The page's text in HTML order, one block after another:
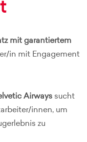
mit garantiertem
in mit Engagement
Airways sucht
innen, um
zu